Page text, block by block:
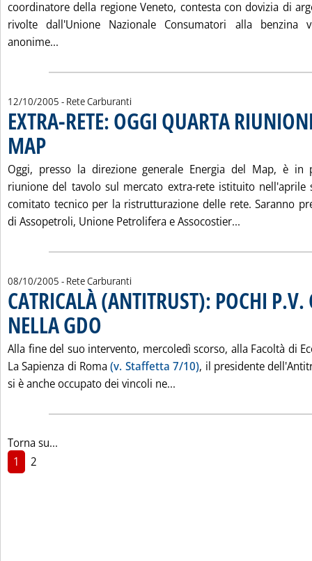
coordinatore della regione Veneto, contesta con dovizia di
rivolte dall'Unione Nazionale Consumatori alla benzina
anonime...
12/10/2005 - Rete Carburanti
EXTRA-RETE: OGGI QUARTA
MAP. Pubblicata mercoledì 12 ottobre 2005 alle 16.20.
Oggi, presso la direzione generale Energia del Map, è in
riunione del tavolo sul mercato extra-rete istituito nell'aprile
comitato tecnico per la ristrutturazione delle rete. Saranno
di Assopetroli, Unione Petrolifera e Assocostier...
08/10/2005 - Rete Carburanti
CATRICALÀ (ANTITRUST): POCHI
NELLA GDO
Alla fine del suo intervento, mercoledì scorso, alla Facoltà di
La Sapienza di Roma(v. Staffetta 7/10), il presidente
si è anche occupato dei vincoli ne...
Torna su...
1
2